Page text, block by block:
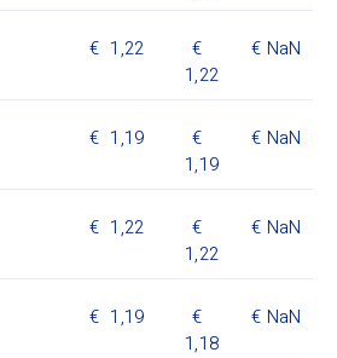
1,22
1,22
NaN
1,19
1,19
NaN
1,22
1,22
NaN
1,19
1,18
NaN